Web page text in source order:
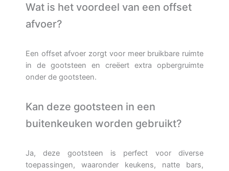
Wat is het voordeel van een offset
afvoer?
Een offset afvoer zorgt voor meer bruikbare ruimte
in de gootsteen en creëert extra opbergruimte
onder de gootsteen.
Kan deze gootsteen in een
buitenkeuken worden gebruikt?
Ja, deze gootsteen is perfect voor diverse
toepassingen, waaronder keukens, natte bars,